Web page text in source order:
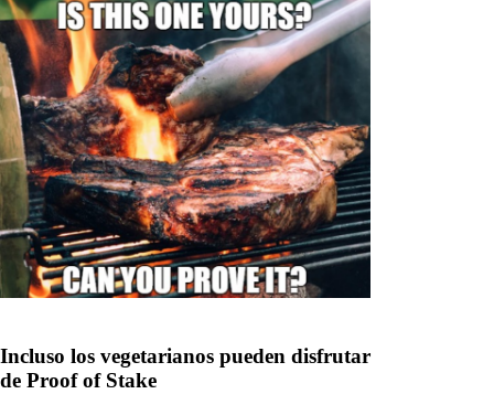
Incluso los vegetarianos pueden disfrutar
de Proof of Stake